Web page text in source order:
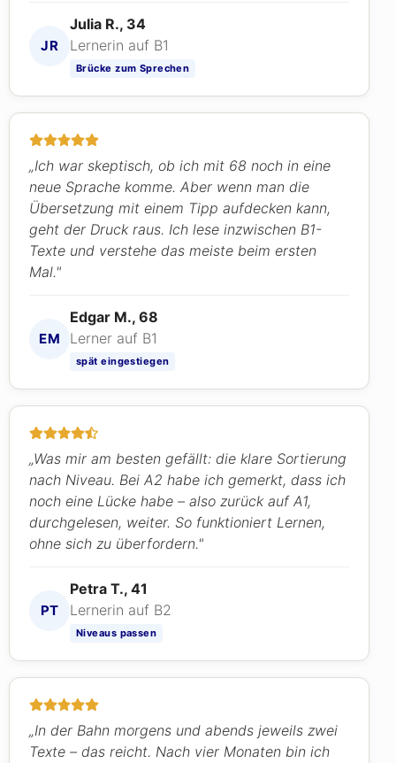
JR
Julia R., 34
Lernerin auf B1
Brücke zum Sprechen
„Ich war skeptisch, ob ich mit 68 noch in eine
neue Sprache komme. Aber wenn man die
Übersetzung mit einem Tipp aufdecken kann,
geht der Druck raus. Ich lese inzwischen B1-
Texte und verstehe das meiste beim ersten
Mal."
EM
Edgar M., 68
Lerner auf B1
spät eingestiegen
„Was mir am besten gefällt: die klare Sortierung
nach Niveau. Bei A2 habe ich gemerkt, dass ich
noch eine Lücke habe – also zurück auf A1,
durchgelesen, weiter. So funktioniert Lernen,
ohne sich zu überfordern."
PT
Petra T., 41
Lernerin auf B2
Niveaus passen
„In der Bahn morgens und abends jeweils zwei
Texte – das reicht. Nach vier Monaten bin ich